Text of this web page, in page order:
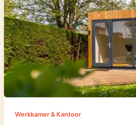
Werkkamer & Kantoor